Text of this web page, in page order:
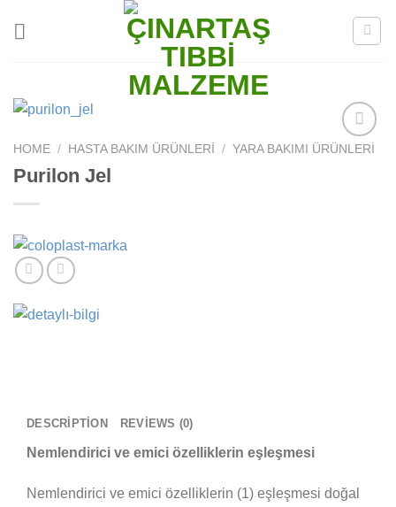
Add to
HOME / HASTA BAKIM ÜRÜNLERI / YARA BAKIMI ÜRÜNLERI
Purilon Jel
DESCRIPTION REVIEWS (0)
Nemlendirici ve emici özelliklerin eşleşmesi
Nemlendirici ve emici özelliklerin (1) eşleşmesi doğal